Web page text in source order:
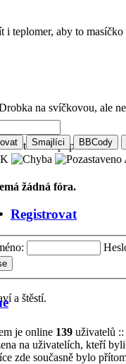
teplomer, aby to masíčko
na svíčkovou, ale
ten recept pošlu.
a štěstí.
žádná fóra.
Registrovat
je online 139 uživatelů
na uživatelích, kteří
zde současně bylo